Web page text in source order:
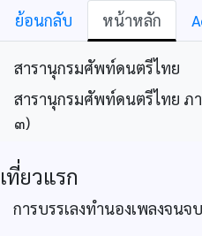
ย้อนกลับ หน้าหลัก
สารานุกรมศัพท์ดนตรีไทย
สารานุกรมศัพท์ดนตรีไทย ภ
๓)
เที่ยวแรก
การบรรเลงทำนองเพลงจน